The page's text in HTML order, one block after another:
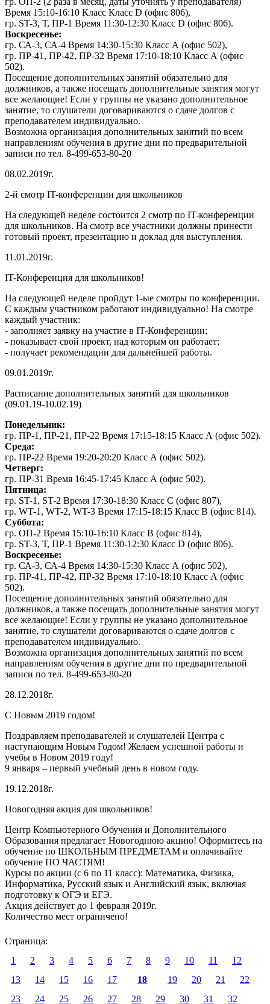
Время 15:10-16:10 Класс Класс D (офис 806),
гр. ST-3, Т, ПР-1 Время 11:30-12:30 Класс D (офис 806).
Воскресенье:
гр. СА-3, СА-4 Время 14:30-15:30 Класс А (офис 502),
гр. ПР-41, ПР-42, ПР-32 Время 17:10-18:10 Класс А (офис
502).
Посещение дополнительных занятий обязательно для
должников, а также посещать дополнительные занятия могут
все желающие! Если у группы не указано дополнительное
занятие, то слушатели договариваются о сдаче долгов с
преподавателем индивидуально.
Возможна организация дополнительных занятий по всем
направлениям обучения в другие дни по предварительной
записи по тел. 8-499-653-80-20
08.02.2019г.
2-й смотр IT-конференции для школьников
На следующей неделе состоится 2 смотр по IT-конференции
для школьников. На смотр все участники должны принести
готовый проект, презентацию и доклад для выступления.
11.01.2019г.
IT-Конференция для школьников!
На следующей неделе пройдут 1-ые смотры по конференции.
С каждым участником работают индивидуально! На смотре
каждый участник:
- заполняет заявку на участие в IT-Конференции;
- показывает свой проект, над которым он работает;
- получает рекомендации для дальнейшей работы.
09.01.2019г.
Расписание дополнительных занятий для школьников
(09.01.19-10.02.19)
Понедельник:
гр. ПР-1, ПР-21, ПР-22 Время 17:15-18:15 Класс А (офис 502).
Среда:
гр. ПР-22 Время 19:20-20:20 Класс А (офис 502).
Четверг:
гр. ПР-31 Время 16:45-17:45 Класс А (офис 502).
Пятница:
гр. ST-1, ST-2 Время 17:30-18:30 Класс С (офис 807),
гр. WT-1, WT-2, WT-3 Время 17:15-18:15 Класс В (офис 814).
Суббота:
гр. ОП-2 Время 15:10-16:10 Класс В (офис 814),
гр. ST-3, Т, ПР-1 Время 11:30-12:30 Класс D (офис 806).
Воскресенье:
гр. СА-3, СА-4 Время 14:30-15:30 Класс А (офис 502),
гр. ПР-41, ПР-42, ПР-32 Время 17:10-18:10 Класс А (офис
502).
Посещение дополнительных занятий обязательно для
должников, а также посещать дополнительные занятия могут
все желающие! Если у группы не указано дополнительное
занятие, то слушатели договариваются о сдаче долгов с
преподавателем индивидуально.
Возможна организация дополнительных занятий по всем
направлениям обучения в другие дни по предварительной
записи по тел. 8-499-653-80-20
28.12.2018г.
С Новым 2019 годом!
Поздравляем преподавателей и слушателей Центра с
наступающим Новым Годом! Желаем успешной работы и
учебы в Новом 2019 году!
9 января – первый учебный день в новом году.
19.12.2018г.
Новогодняя акция для школьников!
Центр Компьютерного Обучения и Дополнительного
Образования предлагает Новогоднюю акцию! Оформитесь на
обучение по ШКОЛЬНЫМ ПРЕДМЕТАМ и оплачивайте
обучение ПО ЧАСТЯМ!
Курсы по акции (с 6 по 11 класс): Математика, Физика,
Информатика, Русский язык и Английский язык, включая
подготовку к ОГЭ и ЕГЭ.
Акция действует до 1 февраля 2019г.
Количество мест ограничено!
Страница:
1
2 3 4 5 6 7 8 9 10 11
12
13
14 15 16 17 18 19 20 21
22
23
24 25 26 27 28 29 30 31 32